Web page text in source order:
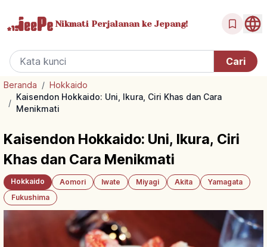
Nikmati Perjalanan ke Jepang!
Beranda / Hokkaido
/
Kaisendon Hokkaido: Uni, Ikura, Ciri Khas dan Cara
Menikmati
Kaisendon Hokkaido: Uni, Ikura, Ciri
Khas dan Cara Menikmati
Hokkaido Aomori Iwate Miyagi Akita
Yamagata
Fukushima